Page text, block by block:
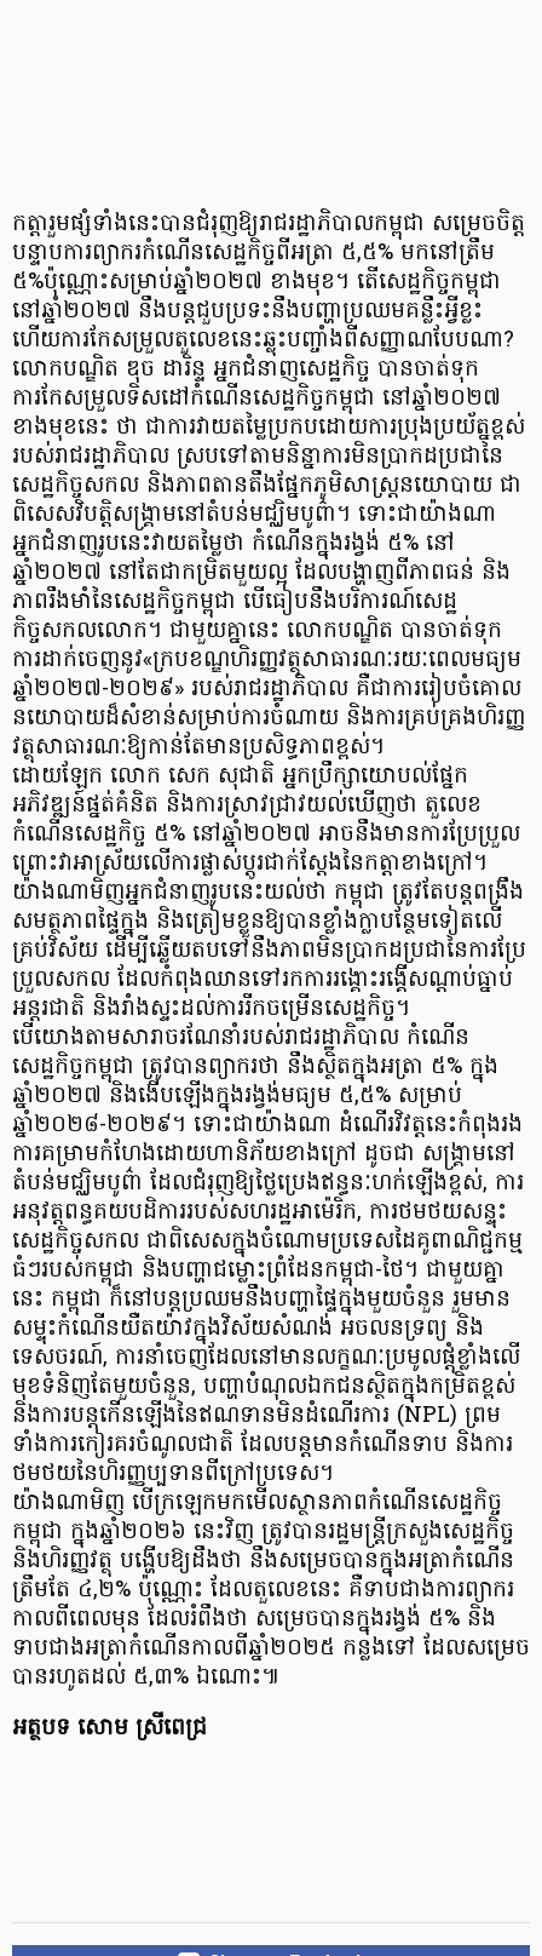
កត្តារួមផ្សំទាំងនេះបានជំរុញឱ្យរាជរដ្ឋាភិបាលកម្ពុជា សម្រេចចិត្ត
បន្ទាបការព្យាករកំណើនសេដ្ឋកិច្ចពីអត្រា ៥,៥% មកនៅត្រឹម
៥%ប៉ុណ្ណោះសម្រាប់ឆ្នាំ២០២៧ ខាងមុខ។ តើសេដ្ឋកិច្ចកម្ពុជា
នៅឆ្នាំ២០២៧ នឹងបន្តជួបប្រទះនឹងបញ្ហាប្រឈមគន្លឹះអ្វីខ្លះ
ហើយការកែសម្រួលតួលេខនេះឆ្លុះបញ្ចាំងពីសញ្ញាណបែបណា?
លោកបណ្ឌិត ឌុច ដារិន្ទ អ្នកជំនាញសេដ្ឋកិច្ច បានចាត់ទុក
ការកែសម្រួលទិសដៅកំណើនសេដ្ឋកិច្ចកម្ពុជា នៅឆ្នាំ២០២៧
ខាងមុខនេះ ថា ជាការវាយតម្លៃប្រកបដោយការប្រុងប្រយ័ត្នខ្ពស់
របស់រាជរដ្ឋាភិបាល ស្របទៅតាមនិន្នាការមិនប្រាកដប្រជានៃ
សេដ្ឋកិច្ចសកល និងភាពតានតឹងផ្នែកភូមិសាស្ត្រនយោបាយ ជា
ពិសេសវិបត្តិសង្គ្រាមនៅតំបន់មជ្ឈិមបូព៌ា។ ទោះជាយ៉ាងណា
អ្នកជំនាញរូបនេះវាយតម្លៃថា កំណើនក្នុងរង្វង់ ៥% នៅ
ឆ្នាំ២០២៧ នៅតែជាកម្រិតមួយល្អ ដែលបង្ហាញពីភាពធន់ និង
ភាពរឹងមាំនៃសេដ្ឋកិច្ចកម្ពុជា បើធៀបនឹងបរិការណ៍សេដ្ឋ
កិច្ចសកលលោក។ ជាមួយគ្នានេះ លោកបណ្ឌិត បានចាត់ទុក
ការដាក់ចេញនូវ«ក្របខណ្ឌហិរញ្ញវត្ថុសាធារណៈរយៈពេលមធ្យម
ឆ្នាំ២០២៧-២០២៩» របស់រាជរដ្ឋាភិបាល គឺជាការរៀបចំគោល
នយោបាយដ៏សំខាន់សម្រាប់ការចំណាយ និងការគ្រប់គ្រងហិរញ្ញ
វត្ថុសាធារណៈឱ្យកាន់តែមានប្រសិទ្ធភាពខ្ពស់។
ដោយឡែក លោក សេក សុជាតិ អ្នកប្រឹក្សាយោបល់ផ្នែក
អភិវឌ្ឍន៍ផ្នត់គំនិត និងការស្រាវជ្រាវយល់ឃើញថា តួលេខ
កំណើនសេដ្ឋកិច្ច ៥% នៅឆ្នាំ២០២៧ អាចនឹងមានការប្រែប្រួល
ព្រោះវាអាស្រ័យលើការផ្លាស់ប្តូរជាក់ស្តែងនៃកត្តាខាងក្រៅ។
យ៉ាងណាមិញអ្នកជំនាញរូបនេះយល់ថា កម្ពុជា ត្រូវតែបន្តពង្រឹង
សមត្ថភាពផ្ទៃក្នុង និងត្រៀមខ្លួនឱ្យបានខ្លាំងក្លាបន្ថែមទៀតលើ
គ្រប់វិស័យ ដើម្បីឆ្លើយតបទៅនឹងភាពមិនប្រាកដប្រជានៃការប្រែ
ប្រួលសកល ដែលកំពុងឈានទៅរកការរង្គោះរង្គើសណ្តាប់ធ្នាប់
អន្តរជាតិ និងរាំងស្ទះដល់ការរីកចម្រើនសេដ្ឋកិច្ច។
បើយោងតាមសារាចរណែនាំរបស់រាជរដ្ឋាភិបាល កំណើន
សេដ្ឋកិច្ចកម្ពុជា ត្រូវបានព្យាករថា នឹងស្ថិតក្នុងអត្រា ៥% ក្នុង
ឆ្នាំ២០២៧ និងងើបឡើងក្នុងរង្វង់មធ្យម ៥,៥% សម្រាប់
ឆ្នាំ២០២៨-២០២៩។ ទោះជាយ៉ាងណា ដំណើរវិវត្តនេះកំពុងរង
ការគម្រាមកំហែងដោយហានិភ័យខាងក្រៅ ដូចជា សង្គ្រាមនៅ
តំបន់មជ្ឈិមបូព៌ា ដែលជំរុញឱ្យថ្លៃប្រេងឥន្ធនៈហក់ឡើងខ្ពស់, ការ
អនុវត្តពន្ធគយបដិការរបស់សហរដ្ឋអាម៉េរិក, ការថមថយសន្ទុះ
សេដ្ឋកិច្ចសកល ជាពិសេសក្នុងចំណោមប្រទេសដៃគូពាណិជ្ជកម្ម
ធំៗរបស់កម្ពុជា និងបញ្ហាជម្លោះព្រំដែនកម្ពុជា-ថៃ។ ជាមួយគ្នា
នេះ កម្ពុជា ក៏នៅបន្តប្រឈមនឹងបញ្ហាផ្ទៃក្នុងមួយចំនួន រួមមាន
សម្ទុះកំណើនយឺតយ៉ាវក្នុងវិស័យសំណង់ អចលនទ្រព្យ និង
ទេសចរណ៍, ការនាំចេញដែលនៅមានលក្ខណៈប្រមូលផ្តុំខ្លាំងលើ
មុខទំនិញតែមួយចំនួន, បញ្ហាបំណុលឯកជនស្ថិតក្នុងកម្រិតខ្ពស់
និងការបន្តកើនឡើងនៃឥណទានមិនដំណើរការ (NPL) ព្រម
ទាំងការកៀរគរចំណូលជាតិ ដែលបន្តមានកំណើនទាប និងការ
ថមថយនៃហិរញ្ញប្បទានពីក្រៅប្រទេស។
យ៉ាងណាមិញ បើក្រឡេកមកមើលស្ថានភាពកំណើនសេដ្ឋកិច្ច
កម្ពុជា ក្នុងឆ្នាំ២០២៦ នេះវិញ ត្រូវបានរដ្ឋមន្ត្រីក្រសួងសេដ្ឋកិច្ច
និងហិរញ្ញវត្ថុ បង្ហើបឱ្យដឹងថា នឹងសម្រេចបានក្នុងអត្រាកំណើន
ត្រឹមតែ ៤,២% ប៉ុណ្ណោះ ដែលតួលេខនេះ គឺទាបជាងការព្យាករ
កាលពីពេលមុន ដែលរំពឹងថា សម្រេចបានក្នុងរង្វង់ ៥% និង
ទាបជាងអត្រាកំណើនកាលពីឆ្នាំ២០២៥ កន្លងទៅ ដែលសម្រេច
បានរហូតដល់ ៥,៣% ឯណោះ៕
អត្ថបទ សោម ស្រីពេជ្រ